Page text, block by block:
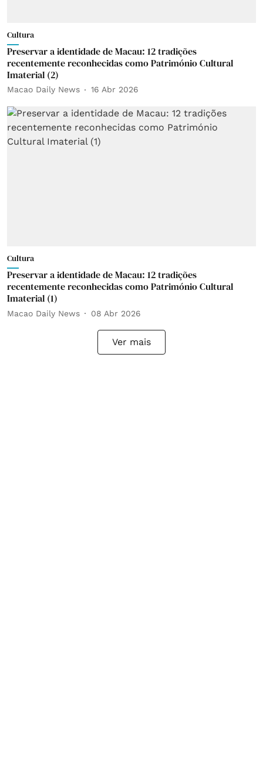
Cultura
Preservar a identidade de Macau: 12 tradições
recentemente reconhecidas como Património Cultural
Imaterial (2)
Macao Daily News 16 Abr 2026
Cultura
Preservar a identidade de Macau: 12 tradições
recentemente reconhecidas como Património Cultural
Imaterial (1)
Macao Daily News 08 Abr 2026
Ver mais